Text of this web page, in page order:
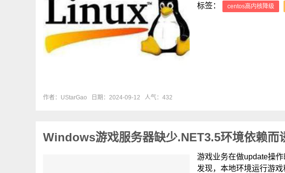
标签：
centos高内核降级
作者：UStarGao 日期：2024-09-12 人气：432
Windows游戏服务器缺少.NET3.5环境依赖而
游戏业务在做update操
发现，本地环境运行游